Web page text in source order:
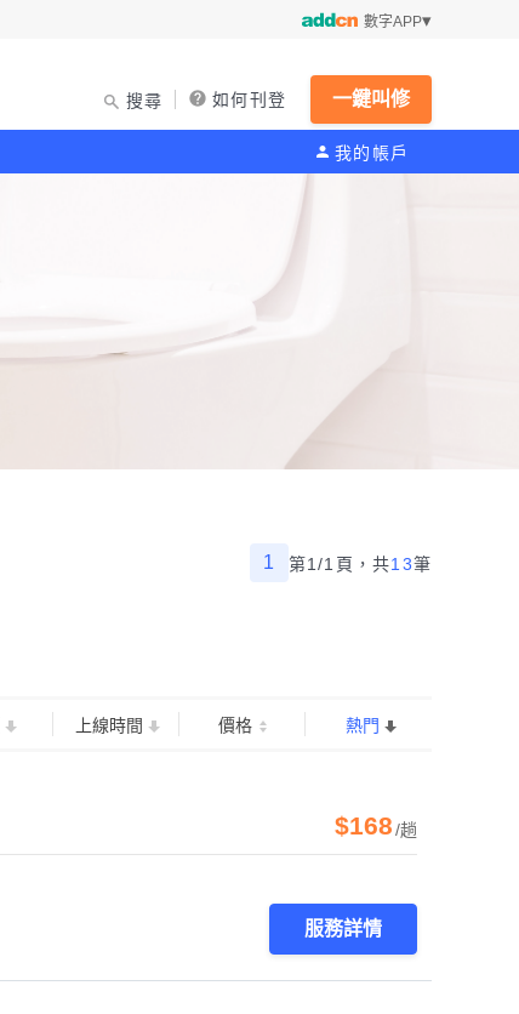
數字APP
搜尋 如何刊登 一鍵叫修
我的帳戶
1 第1/1頁， 共13筆
上線時間 價格 熱門
$168/趟
服務詳情